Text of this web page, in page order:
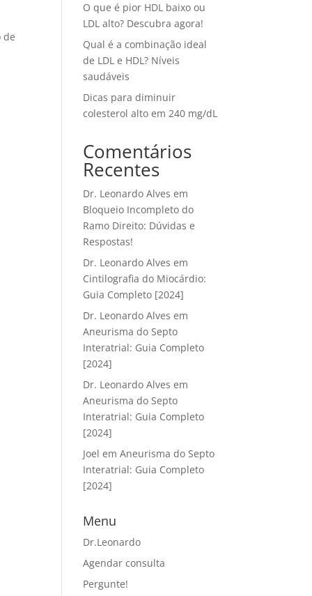
de
O que é pior HDL baixo ou
LDL alto? Descubra agora!
Qual é a combinação ideal
de LDL e HDL? Níveis
saudáveis
Dicas para diminuir
colesterol alto em 240 mg/dL
Comentários
Recentes
Dr. Leonardo Alves em
Bloqueio Incompleto do
Ramo Direito: Dúvidas e
Respostas!
Dr. Leonardo Alves em
Cintilografia do Miocárdio:
Guia Completo [2024]
Dr. Leonardo Alves em
Aneurisma do Septo
Interatrial: Guia Completo
[2024]
Dr. Leonardo Alves em
Aneurisma do Septo
Interatrial: Guia Completo
[2024]
Joel emAneurisma do Septo
Interatrial: Guia Completo
[2024]
Menu
Dr.Leonardo
Agendar consulta
Pergunte!